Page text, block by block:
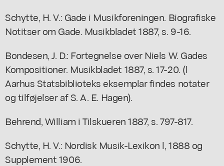
Schytte, H. V.: Gade i Musikforeningen. Biografiske
Notitser om Gade. Musikbladet 1887, s. 9-16.
Bondesen, J. D.: Fortegnelse over Niels W. Gades
Kompositioner. Musikbladet 1887, s. 17-20. (l
Aarhus Statsbiblioteks eksemplar findes notater
og tilføjelser af S. A. E. Hagen).
Behrend, William i Tilskueren 1887, s. 797-817.
Schytte, H. V.: Nordisk Musik-Lexikon l, 1888 og
Supplement 1906.